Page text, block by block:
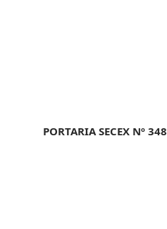
PORTARIA SECEX Nº